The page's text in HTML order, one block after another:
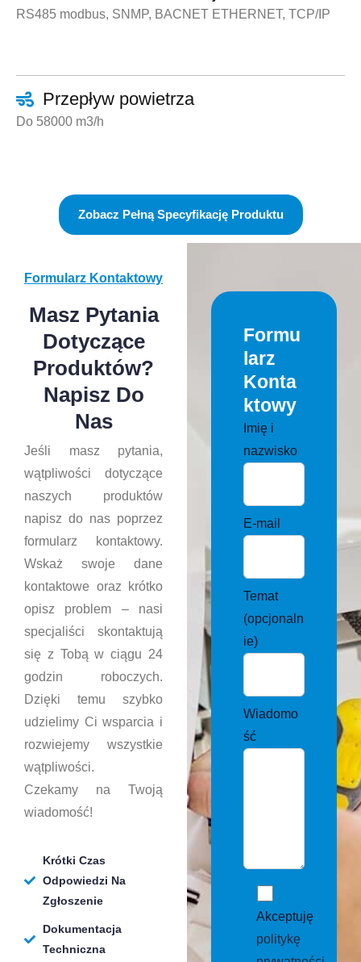
RS485 modbus, SNMP, BACNET ETHERNET, TCP/IP
Przepływ powietrza
Do 58000 m3/h
Zobacz Pełną Specyfikację Produktu
Formularz Kontaktowy
Masz Pytania
Dotyczące
Produktów?
Napisz Do
Nas
Jeśli masz pytania,
wątpliwości dotyczące
naszych produktów
napisz do nas poprzez
formularz kontaktowy.
Wskaż swoje dane
kontaktowe oraz krótko
opisz problem – nasi
specjaliści skontaktują
się z Tobą w ciągu 24
godzin roboczych.
Dzięki temu szybko
udzielimy Ci wsparcia i
rozwiejemy wszystkie
wątpliwości.
Czekamy na Twoją
wiadomość!
Krótki Czas
Odpowiedzi Na
Zgłoszenie
Dokumentacja
Techniczna
Formu
Larz
Konta
Ktowy
Imię i
nazwisko
E-mail
Temat
(opcjonaln
ie)
Wiadomo
ść
Akceptuję
politykę